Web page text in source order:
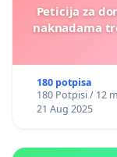
Peticija za
naknadama
180 potpisa
180 Potpisi / 12
21 Aug 2025